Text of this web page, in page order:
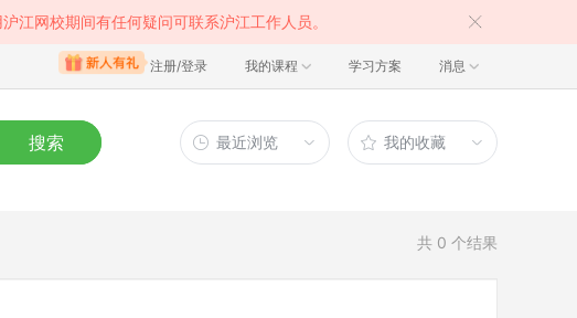
江网校期间有任何疑问可联系沪江工作人员。
注册/登录 我的课程 学习方案 消息
搜索 最近浏览 我的收藏
共 0 个结果